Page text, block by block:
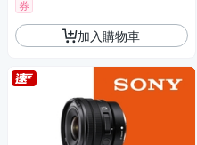
券
加入購物車